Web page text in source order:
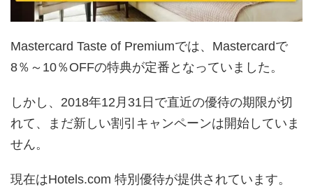
Mastercard Taste of Premiumでは、Mastercardで
8％～10％OFFの特典が定番となっていました。
しかし、2018年12月31日で直近の優待の期限が切
れて、まだ新しい割引キャンペーンは開始していま
せん。
現在はHotels.com 特別優待が提供されています。